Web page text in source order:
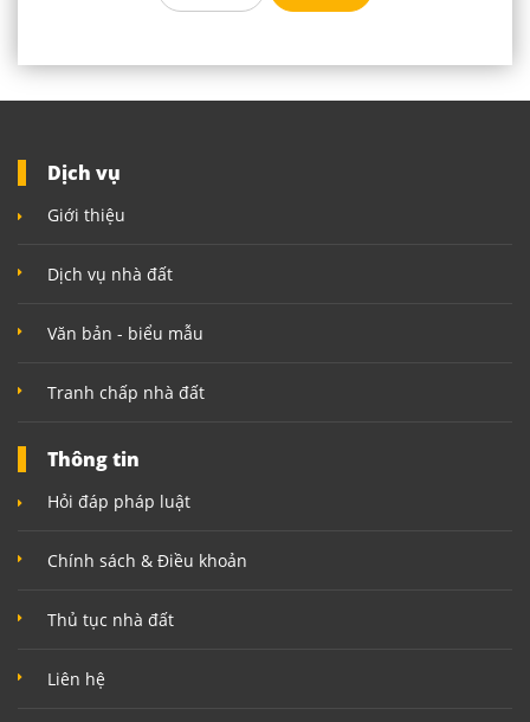
Dịch vụ
Giới thiệu
Dịch vụ nhà đất
Văn bản - biểu mẫu
Tranh chấp nhà đất
Thông tin
Hỏi đáp pháp luật
Chính sách & Điều khoản
Thủ tục nhà đất
Liên hệ